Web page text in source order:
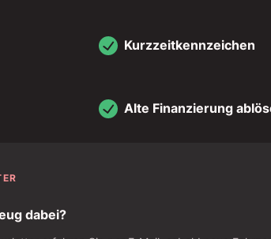
Kurzzeitkennzeichen
Alte Finanzierung
dabei?